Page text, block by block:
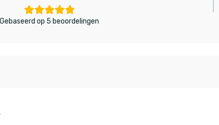
Gebaseerd op 5 beoordelingen